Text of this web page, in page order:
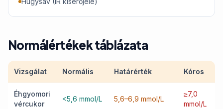
Normálértékek táblázata
Vizsgálat Normális Határérték Kóros
Éhgyomori
vércukor
<5,6 mmol/L 5,6–6,9 mmol/L
≥7,0
mmol/L